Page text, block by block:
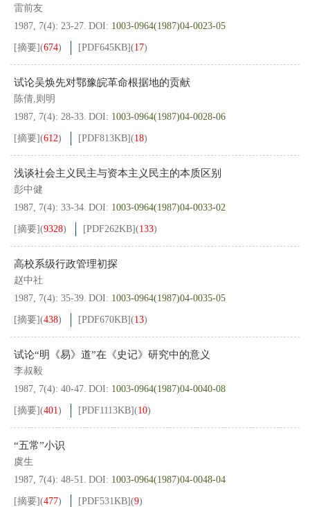
雷前友
1987, 7(4): 23-27. DOI: 1003-0964(1987)04-0023-05
[摘要](674) [PDF645KB](17)
试论吴焕先对鄂豫皖革命根据地的贡献
陈倩,则明
1987, 7(4): 28-33. DOI: 1003-0964(1987)04-0028-06
[摘要](612) [PDF813KB](18)
浅谈社会主义民主与资本主义民主的本质区别
彭中健
1987, 7(4): 33-34. DOI: 1003-0964(1987)04-0033-02
[摘要](9328) [PDF262KB](133)
高校系级行政管理初探
赵中社
1987, 7(4): 35-39. DOI: 1003-0964(1987)04-0035-05
[摘要](438) [PDF670KB](13)
试论“明《易》道”在《史记》研究中的意义
李叔毅
1987, 7(4): 40-47. DOI: 1003-0964(1987)04-0040-08
[摘要](401) [PDF1113KB](10)
“五常”小识
虞生
1987, 7(4): 48-51. DOI: 1003-0964(1987)04-0048-04
[摘要](477) [PDF531KB](9)